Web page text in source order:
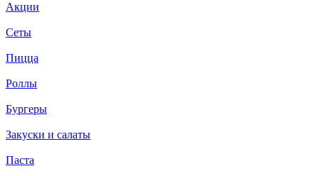
Акции
Сеты
Пицца
Роллы
Бургеры
Закуски и салаты
Паста